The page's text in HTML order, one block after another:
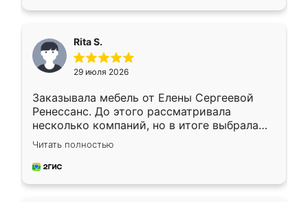
Rita S.
29 июля 2026
Заказывала мебель от Елены Сергеевой
Ренессанс. До этого рассматривала
несколько компаний, но в итоге выбрала
эту. Сначала обговорили условия, потом
приехал замерщик, всё спокойно объяснил
и снял размеры. Изготовили в срок, с
Читать полностью